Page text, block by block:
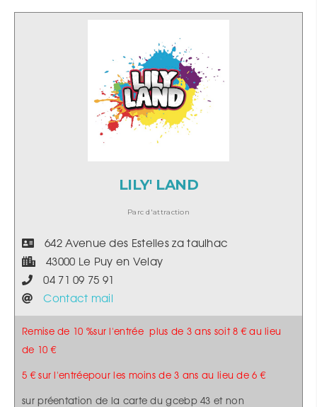
LILY' LAND
Parc d'attraction
642 Avenue des Estelles za taulhac
43000 Le Puy en Velay
04 71 09 75 91
Contact mail
Remise de 10 %sur l'entrée plus de 3 ans soit 8 € au lieu
de 10 €
5 € sur l'entréepour les moins de 3 ans au lieu de 6 €
sur préentation de la carte du gcebp 43 et non